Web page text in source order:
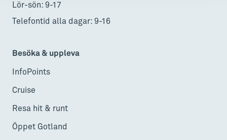
Lör-sön: 9-17
Telefontid alla dagar: 9-16
Besöka & uppleva
InfoPoints
Cruise
Resa hit & runt
Öppet Gotland